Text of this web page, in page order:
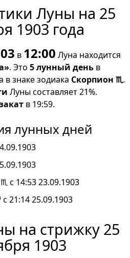
Луны на 25
1903 года
в 12:00 Луна находится
. Это 5 лунный день в
в знаке зодиака Скорпион ♏.
Луны составляет 21%.
в 19:59.
лунных дней
с 14:53 23.09.1903
21:14 25.09.1903
на стрижку 25
1903